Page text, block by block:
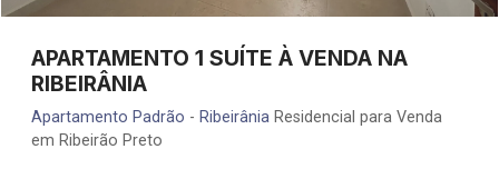
APARTAMENTO 1 SUÍTE À VENDA NA
RIBEIRÂNIA
Apartamento Padrão - Ribeirânia Residencial para Venda
em Ribeirão Preto